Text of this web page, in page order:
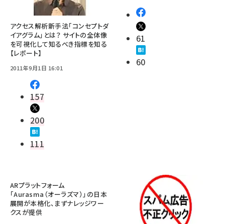
アクセス解析新手法「コンセプトダ
イアグラム」とは？ サイトの全体像
を可視化して知るべき指標を知る
【レポート】
2011年9月1日 16:01
157
200
111
61
60
ARプラットフォーム
「Aurasma（オーラズマ）」の日本
展開が本格化、まずナレッジワー
クスが提供